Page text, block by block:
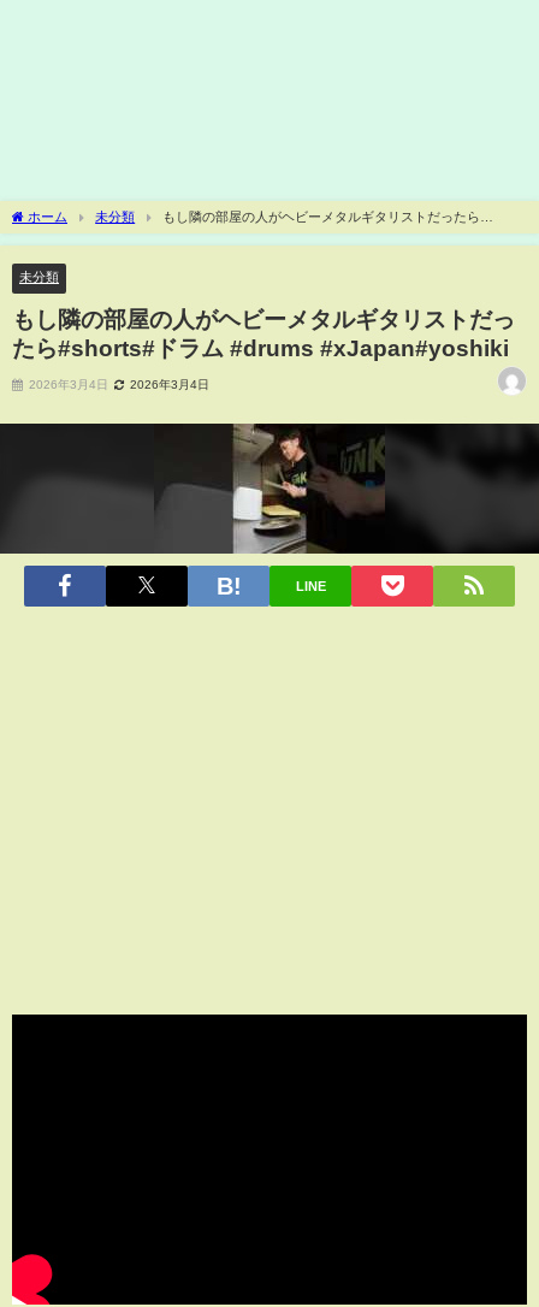
ホーム 未分類
もし隣の部屋の人がヘビーメタルギタリストだったら
#shorts#ドラム #drums #xJapan#yoshiki
未分類
もし隣の部屋の人がヘビーメタルギタリストだっ
たら#shorts#ドラム #drums #xJapan#yoshiki
2026年3月4日 2026年3月4日
LINE